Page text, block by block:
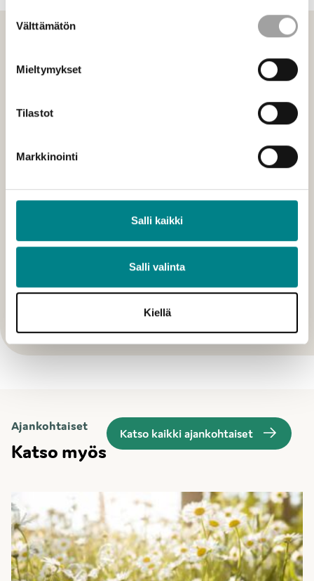
valinta
Välttämätön
Mieltymykset
Tilastot
Markkinointi
Salli kaikki
Salli valinta
Kiellä
Tulevaisuuden joustava ja turvallinen
Ajankohtaiset
Katso myös
Katso kaikki ajankohtaiset